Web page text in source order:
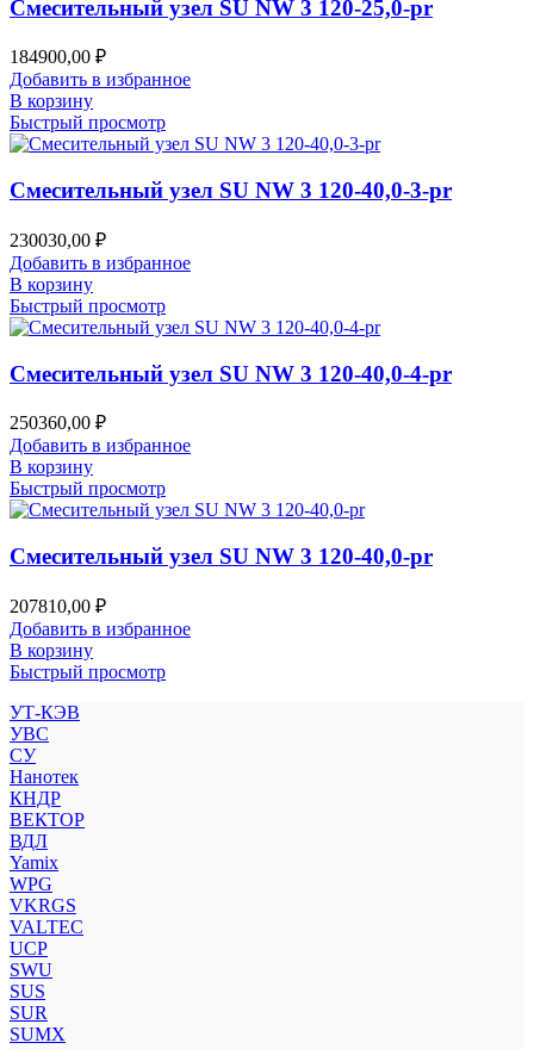
Смесительный узел SU NW 3 120-25,0-pr
184900,00 ₽
Добавить в избранное
В корзину
Быстрый просмотр
Смесительный узел SU NW 3 120-40,0-3-pr
230030,00 ₽
Добавить в избранное
В корзину
Быстрый просмотр
Смесительный узел SU NW 3 120-40,0-4-pr
250360,00 ₽
Добавить в избранное
В корзину
Быстрый просмотр
Смесительный узел SU NW 3 120-40,0-pr
207810,00 ₽
Добавить в избранное
В корзину
Быстрый просмотр
УТ-КЭВ
УВС
СУ
Нанотек
КНДР
ВЕКТОР
ВДЛ
Yamix
WPG
VKRGS
VALTEC
UCP
SWU
SUS
SUR
SUMX